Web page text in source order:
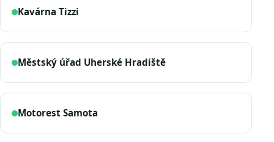
Kavárna Tizzi
Městský úřad Uherské Hradiště
Motorest Samota